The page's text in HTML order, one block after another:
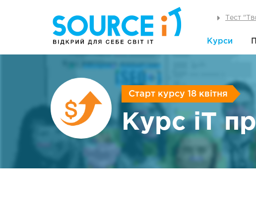
Курси
Тест
Старт курсу 18 квітня
Курс iT